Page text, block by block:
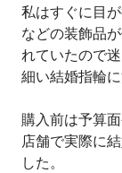
私はすぐに目
などの装飾品
れていたので
細い結婚指輪に
購入前は予算
店舗で実際に
した。